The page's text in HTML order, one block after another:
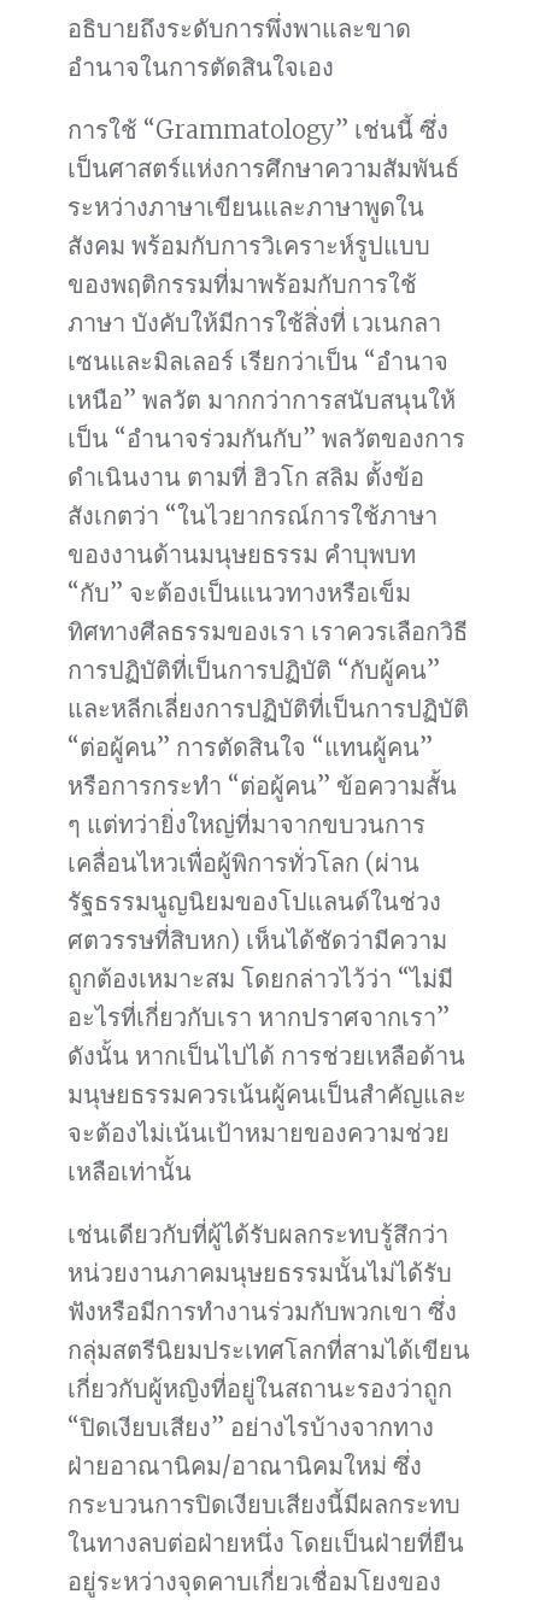
อธิบายถึงระดับการพึ่งพาและขาด
อำนาจในการตัดสินใจเอง
การใช้ “Grammatology” เช่นนี้ ซึ่ง
เป็นศาสตร์แห่งการศึกษาความสัมพันธ์
ระหว่างภาษาเขียนและภาษาพูดใน
สังคม พร้อมกับการวิเคราะห์รูปแบบ
ของพฤติกรรมที่มาพร้อมกับการใช้
ภาษา บังคับให้มีการใช้สิ่งที่ เวเนกลา
เซนและมิลเลอร์ เรียกว่าเป็น “อำนาจ
เหนือ” พลวัต มากกว่าการสนับสนุนให้
เป็น “อำนาจร่วมกันกับ” พลวัตของการ
ดำเนินงาน ตามที่ ฮิวโก สลิม ตั้งข้อ
สังเกตว่า “ในไวยากรณ์การใช้ภาษา
ของงานด้านมนุษยธรรม คำบุพบท
“กับ” จะต้องเป็นแนวทางหรือเข็ม
ทิศทางศีลธรรมของเรา เราควรเลือกวิธี
การปฏิบัติที่เป็นการปฏิบัติ “กับผู้คน”
และหลีกเลี่ยงการปฏิบัติที่เป็นการปฏิบัติ
“ต่อผู้คน” การตัดสินใจ “แทนผู้คน”
หรือการกระทำ “ต่อผู้คน” ข้อความสั้น
ๆ แต่ทว่ายิ่งใหญ่ที่มาจากขบวนการ
เคลื่อนไหวเพื่อผู้พิการทั่วโลก (ผ่าน
รัฐธรรมนูญนิยมของโปแลนด์ในช่วง
ศตวรรษที่สิบหก) เห็นได้ชัดว่ามีความ
ถูกต้องเหมาะสม โดยกล่าวไว้ว่า “ไม่มี
อะไรที่เกี่ยวกับเรา หากปราศจากเรา”
ดังนั้น หากเป็นไปได้ การช่วยเหลือด้าน
มนุษยธรรมควรเน้นผู้คนเป็นสำคัญและ
จะต้องไม่เน้นเป้าหมายของความช่วย
เหลือเท่านั้น
เช่นเดียวกับที่ผู้ได้รับผลกระทบรู้สึกว่า
หน่วยงานภาคมนุษยธรรมนั้นไม่ได้รับ
ฟังหรือมีการทำงานร่วมกับพวกเขา ซึ่ง
กลุ่มสตรีนิยมประเทศโลกที่สามได้เขียน
เกี่ยวกับผู้หญิงที่อยู่ในสถานะรองว่าถูก
“ปิดเงียบเสียง” อย่างไรบ้างจากทาง
ฝ่ายอาณานิคม/อาณานิคมใหม่ ซึ่ง
กระบวนการปิดเงียบเสียงนี้มีผลกระทบ
ในทางลบต่อฝ่ายหนึ่ง โดยเป็นฝ่ายที่ยืน
อยู่ระหว่างจุดคาบเกี่ยวเชื่อมโยงของ